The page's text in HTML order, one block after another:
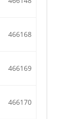
466168
466169
466170